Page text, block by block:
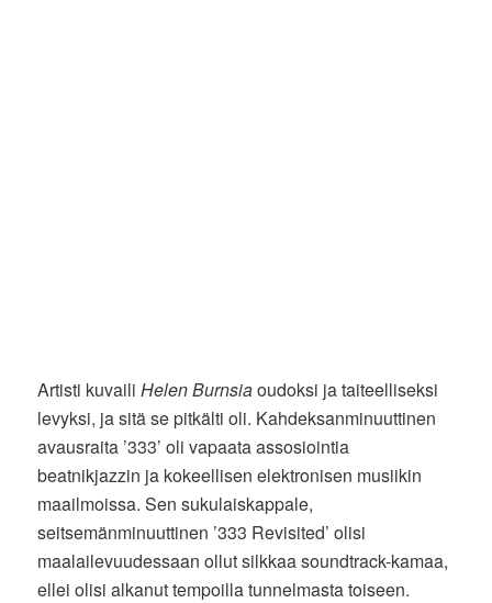
Artisti kuvailiHelen Burnsiaoudoksi ja taiteelliseksi
levyksi, ja sitä se pitkälti oli. Kahdeksanminuuttinen
avausraita ’333’ oli vapaata assosiointia
beatnikjazzin ja kokeellisen elektronisen musiikin
maailmoissa. Sen sukulaiskappale,
seitsemänminuuttinen ’333 Revisited’ olisi
maalailevuudessaan ollut silkkaa soundtrack-kamaa,
ellei olisi alkanut tempoilla tunnelmasta toiseen.